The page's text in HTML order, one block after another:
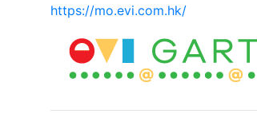
https://mo.evi.com.hk/